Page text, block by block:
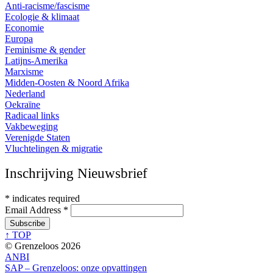
Anti-racisme/fascisme
Ecologie & klimaat
Economie
Europa
Feminisme & gender
Latijns-Amerika
Marxisme
Midden-Oosten & Noord Afrika
Nederland
Oekraïne
Radicaal links
Vakbeweging
Verenigde Staten
Vluchtelingen & migratie
Inschrijving Nieuwsbrief
* indicates required
Email Address *
↑ TOP
© Grenzeloos 2026
ANBI
SAP – Grenzeloos: onze opvattingen